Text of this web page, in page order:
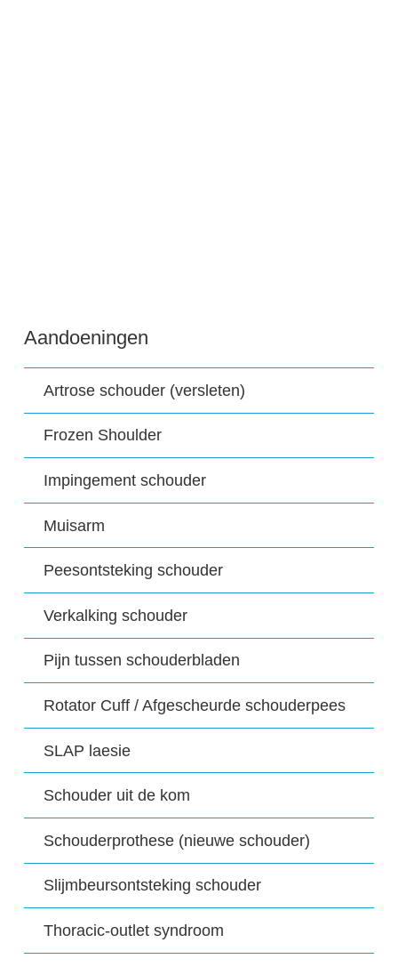
Aandoeningen
Artrose schouder (versleten)
Frozen Shoulder
Impingement schouder
Muisarm
Peesontsteking schouder
Verkalking schouder
Pijn tussen schouderbladen
Rotator Cuff / Afgescheurde schouderpees
SLAP laesie
Schouder uit de kom
Schouderprothese (nieuwe schouder)
Slijmbeursontsteking schouder
Thoracic-outlet syndroom